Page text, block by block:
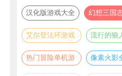
游戏合集
合集
汉化版游戏大全
幻想三国
辅助合集
艾尔登法环游戏
辅助合集
流行的狼
戏合集
热门冒险单机游
戏合集
像素火影
合集